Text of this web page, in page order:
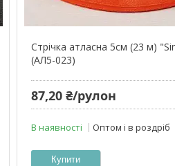
Стрічка атласна 5см (23 м)
(АЛ5-023)
87,20 ₴/рулон
В наявності Оптом і в роздріб
Купити